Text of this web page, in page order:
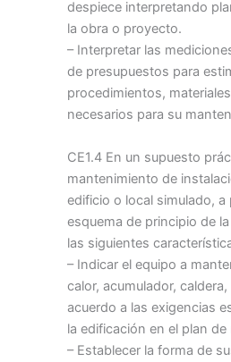
despiece interpretando
la obra o proyecto.
– Interpretar las
de presupuestos para
procedimientos,
necesarios para su
CE1.4 En un supuesto
mantenimiento de
edificio o local simulado, a
esquema de principio de
las siguientes
– Indicar el equipo a
calor, acumulador,
acuerdo a las exigencias
la edificación en el plan
– Establecer la forma de